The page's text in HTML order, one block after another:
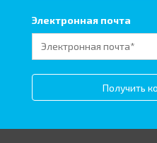
Электронная почта
Получить